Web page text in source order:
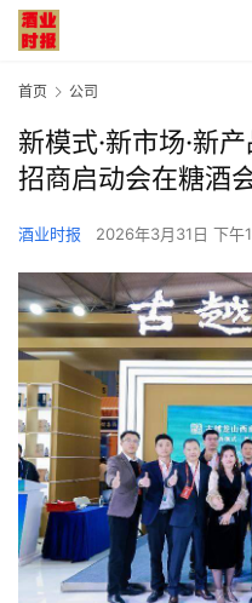
首页 公司
新模式·新市场·新
招商启动会在糖酒
酒业时报 2026年3月31日 下午